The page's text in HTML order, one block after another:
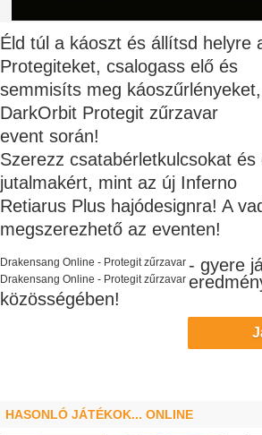
Éld túl a káoszt és állítsd helyre
Protegiteket, csalogass elő és
semmisíts meg
DarkOrbit Protegit zűrzavar
event során!
Szerezz csatabérletkulcsokat
jutalmakért, mint az új Inferno
Retiarus Plus hajódesignra! A
megszerezhető az eventen!
Drakensang Online - Protegit zűrzavar - gyere
Drakensang Online - Protegit zűrzavar
közösségében!
HASONLÓ JÁTÉKOK... ONLINE